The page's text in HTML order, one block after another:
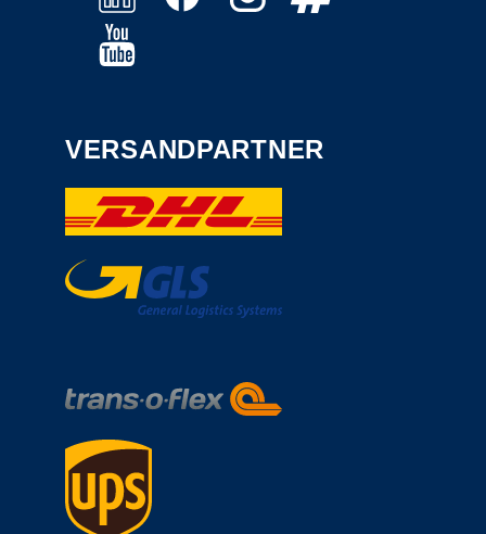
VERSANDPARTNER